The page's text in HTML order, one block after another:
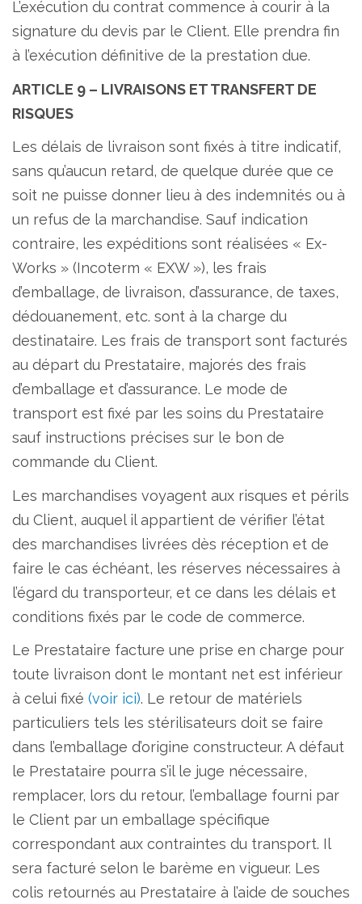
L’exécution du contrat commence à courir à la
signature du devis par le Client. Elle prendra fin
à l’exécution définitive de la prestation due.
ARTICLE 9 – LIVRAISONS ET TRANSFERT DE
RISQUES
Les délais de livraison sont fixés à titre indicatif,
sans qu’aucun retard, de quelque durée que ce
soit ne puisse donner lieu à des indemnités ou à
un refus de la marchandise. Sauf indication
contraire, les expéditions sont réalisées « Ex-
Works » (Incoterm « EXW »), les frais
d’emballage, de livraison, d’assurance, de taxes,
dédouanement, etc. sont à la charge du
destinataire. Les frais de transport sont facturés
au départ du Prestataire, majorés des frais
d’emballage et d’assurance. Le mode de
transport est fixé par les soins du Prestataire
sauf instructions précises sur le bon de
commande du Client.
Les marchandises voyagent aux risques et périls
du Client, auquel il appartient de vérifier l’état
des marchandises livrées dès réception et de
faire le cas échéant, les réserves nécessaires à
l’égard du transporteur, et ce dans les délais et
conditions fixés par le code de commerce.
Le Prestataire facture une prise en charge pour
toute livraison dont le montant net est inférieur
à celui fixé (voir ici). Le retour de matériels
particuliers tels les stérilisateurs doit se faire
dans l’emballage d’origine constructeur. A défaut
le Prestataire pourra s’il le juge nécessaire,
remplacer, lors du retour, l’emballage fourni par
le Client par un emballage spécifique
correspondant aux contraintes du transport. Il
sera facturé selon le barème en vigueur. Les
colis retournés au Prestataire à l’aide de souches